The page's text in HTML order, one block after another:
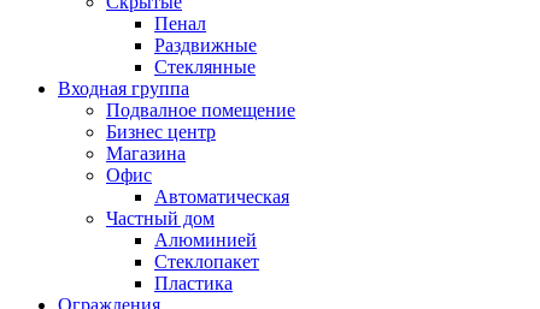
Пенал
Раздвижные
Стеклянные
Входная группа
Подвалное помещение
Бизнес центр
Магазина
Офис
Автоматическая
Частный дом
Алюминией
Стеклопакет
Пластика
Ограждения